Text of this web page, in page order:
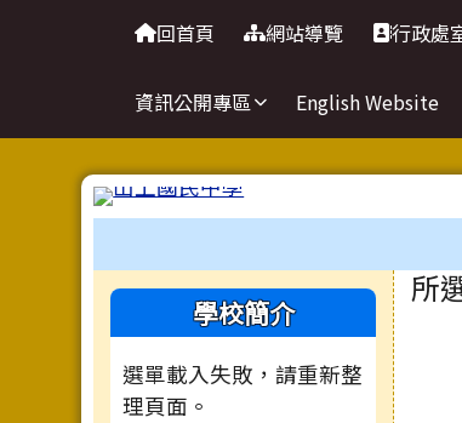
臺南市立山上國民中
回首頁 網站導覽 行政處
資訊公開專區 English Website
左邊區域內容
學校簡介
選單載入失敗，請重新整
理頁面。
主
所
頁尾區域